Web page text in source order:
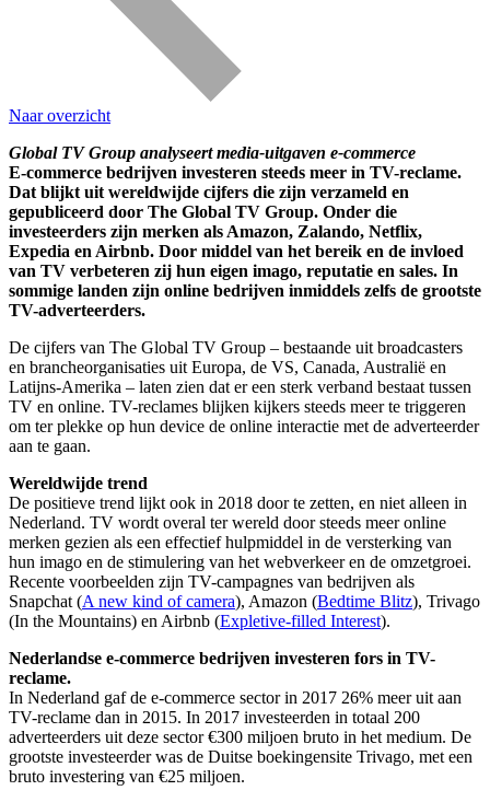
Naar overzicht
Global TV Group analyseert media-uitgaven e-commerce
E-commerce bedrijven investeren steeds meer in TV-reclame.
Dat blijkt uit wereldwijde cijfers die zijn verzameld en
gepubliceerd door The Global TV Group. Onder die
investeerders zijn merken als Amazon, Zalando, Netflix,
Expedia en Airbnb. Door middel van het bereik en de invloed
van TV verbeteren zij hun eigen imago, reputatie en sales. In
sommige landen zijn online bedrijven inmiddels zelfs de grootste
TV-adverteerders.
De cijfers van The Global TV Group – bestaande uit broadcasters
en brancheorganisaties uit Europa, de VS, Canada, Australië en
Latijns-Amerika – laten zien dat er een sterk verband bestaat tussen
TV en online. TV-reclames blijken kijkers steeds meer te triggeren
om ter plekke op hun device de online interactie met de adverteerder
aan te gaan.
Wereldwijde trend
De positieve trend lijkt ook in 2018 door te zetten, en niet alleen in
Nederland. TV wordt overal ter wereld door steeds meer online
merken gezien als een effectief hulpmiddel in de versterking van
hun imago en de stimulering van het webverkeer en de omzetgroei.
Recente voorbeelden zijn TV-campagnes van bedrijven als
Snapchat (A new kind of camera), Amazon (Bedtime Blitz), Trivago
(In the Mountains) en Airbnb (Expletive-filled Interest).
Nederlandse e-commerce bedrijven investeren fors in TV-
reclame.
In Nederland gaf de e-commerce sector in 2017 26% meer uit aan
TV-reclame dan in 2015. In 2017 investeerden in totaal 200
adverteerders uit deze sector €300 miljoen bruto in het medium. De
grootste investeerder was de Duitse boekingensite Trivago, met een
bruto investering van €25 miljoen.